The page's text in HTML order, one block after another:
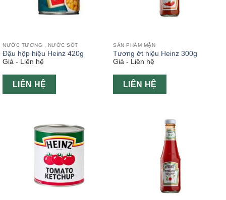
NƯỚC TƯƠNG , NƯỚC SỐT
Đậu hộp hiệu Heinz 420g
Giá - Liên hệ
LIÊN HỆ
SẢN PHẨM MẶN
Tương ớt hiệu Heinz 300g
Giá - Liên hệ
LIÊN HỆ